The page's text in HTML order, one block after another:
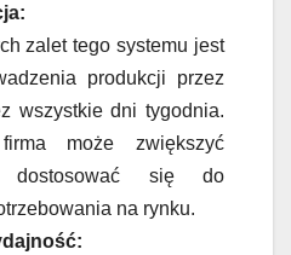
zalet tego systemu jest
produkcji przez
wszystkie dni tygodnia.
może zwiększyć
dostosować się do
na rynku.